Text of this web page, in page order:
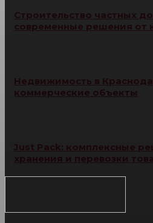
Строительство частных
современные решения от
Недвижимость в
коммерческие объекты
Just Pack: комплексные
хранения и перевозки